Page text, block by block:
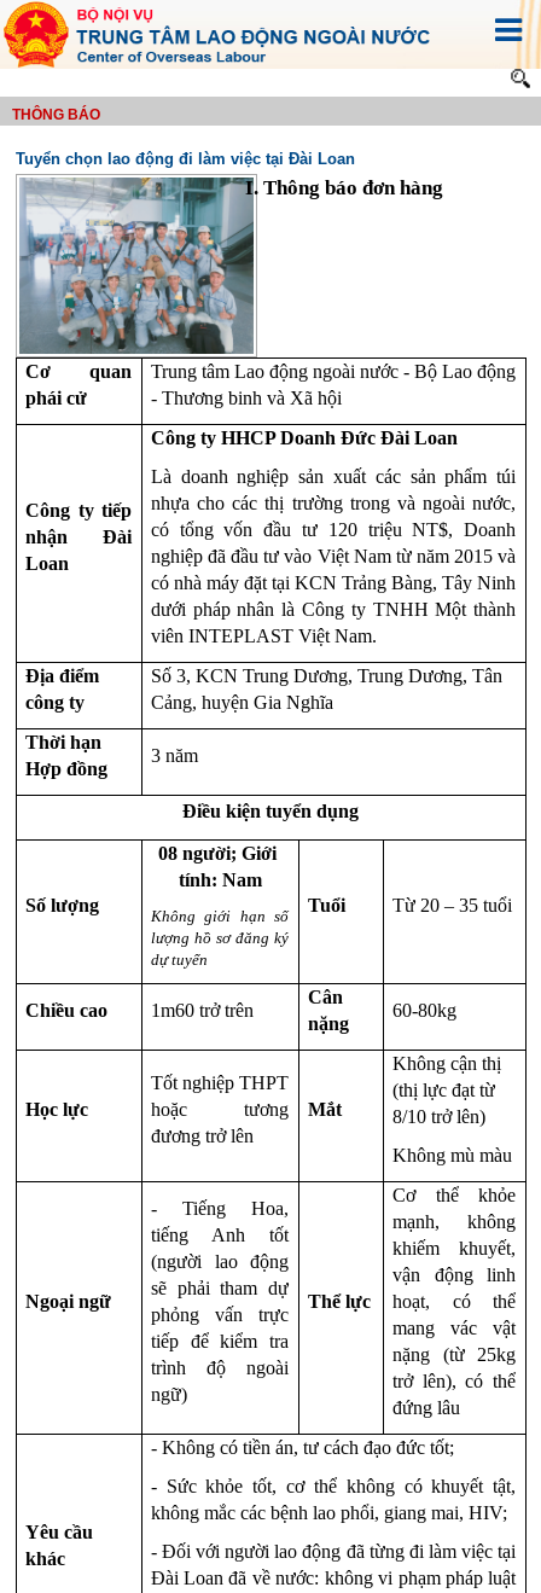
THÔNG BÁO
Tuyển chọn lao động đi làm việc tại Đài Loan
Thông báo đơn hàng
Cơ quan
phái cử
Trung tâm Lao động ngoài nước - Bộ Lao động
- Thương binh và Xã hội
Công ty tiếp
nhận Đài
Loan
Công ty HHCP Doanh Đức Đài Loan
Là doanh nghiệp sản xuất các sản phẩm túi
nhựa cho các thị trường trong và ngoài nước,
có tổng vốn đầu tư 120 triệu NT$, Doanh
nghiệp đã đầu tư vào Việt Nam từ năm 2015 và
có nhà máy đặt tại KCN Trảng Bàng, Tây Ninh
dưới pháp nhân là Công ty TNHH Một thành
viên INTEPLAST Việt Nam.
Địa điểm
công ty
Số 3, KCN Trung Dương, Trung Dương, Tân
Cảng, huyện Gia Nghĩa
Thời hạn
Hợp đồng
3 năm
Điều kiện tuyển dụng
Số lượng
08 người; Giới
tính: Nam
Không giới hạn số
lượng hồ sơ đăng ký
dự tuyển
Tuổi Từ 20 – 35 tuổi
Chiều cao 1m60 trở trên
Cân
nặng
60-80kg
Học lực
Tốt nghiệp THPT
hoặc tương
đương trở lên
Mắt
Không cận thị
(thị lực đạt từ
8/10 trở lên)
Không mù màu
Ngoại ngữ
- Tiếng Hoa,
tiếng Anh tốt
(người lao động
sẽ phải tham dự
phỏng vấn trực
tiếp để kiểm tra
trình độ ngoài
ngữ)
Thể lực
Cơ thể khỏe
mạnh, không
khiếm khuyết,
vận động linh
hoạt, có thể
mang vác vật
nặng (từ 25kg
trở lên), có thể
đứng lâu
Yêu cầu
khác
- Không có tiền án, tư cách đạo đức tốt;
- Sức khỏe tốt, cơ thể không có khuyết tật,
không mắc các bệnh lao phổi, giang mai, HIV;
- Đối với người lao động đã từng đi làm việc tại
Đài Loan đã về nước: không vi phạm pháp luật